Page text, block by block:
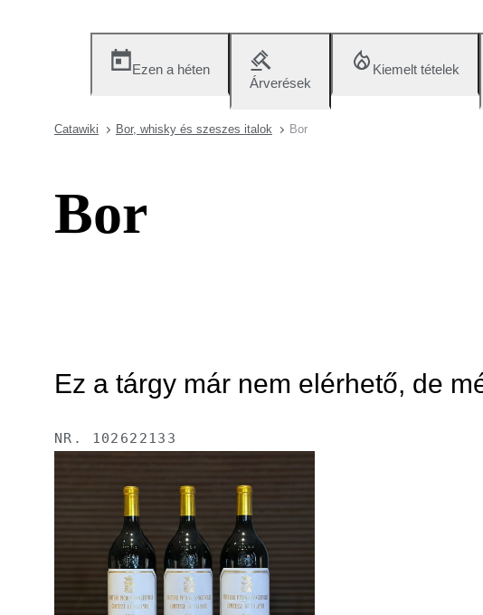
Ezen a héten
Árverések
Kiemelt tételek
Catawiki Bor, whisky és szeszes italok Bor
Bor
Ez a tárgy már nem elérhető, de
NR. 102622133